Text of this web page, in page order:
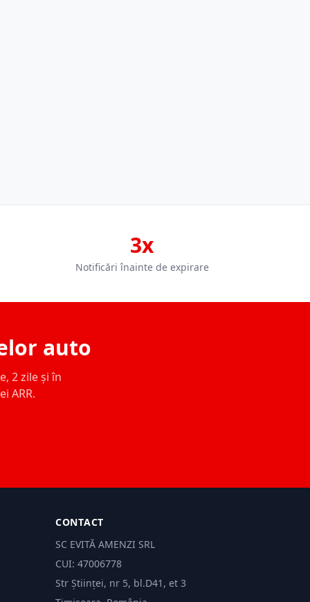
3x
Notificări înainte de expirare
auto
2 zile și în
ARR.
CONTACT
SC EVITĂ AMENZI SRL
CUI: 47006778
Str Științei, nr 5, bl.D41, et 3